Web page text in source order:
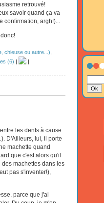
retrouvé!
savoir quand ça va
argh!)...
chieuse ou autre...)
(6) | |
les dents à cause
D'Ailleurs, lui, il porte
machette quand
que c'est alors qu'il
machettes dans les
pas s'inventer!),
parce que j'ai